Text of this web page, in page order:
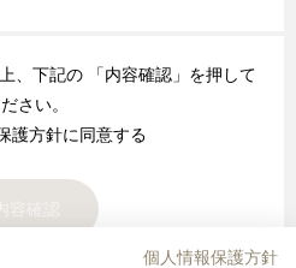
、下記の 「内容確認」を押して
さい。
護方針に同意する
個人情報保護方針